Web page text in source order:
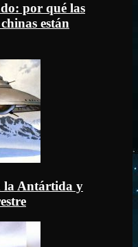
por qué las
están
la Antártida y